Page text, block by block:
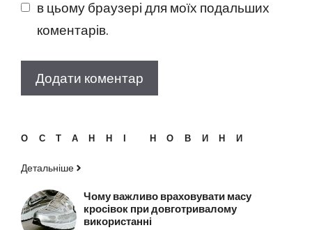
в цьому браузері для моїх подальших
коментарів.
ОСТАННІ НОВИНИ
Детальніше
Чому важливо враховувати масу
кросівок при довготривалому
використанні